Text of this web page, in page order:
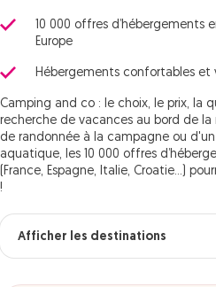
10 000 offres d’hébergements
Europe
Hébergements confortables et
Camping and co : le choix, le prix, la
recherche de vacances au bord de
de randonnée à la campagne ou
aquatique, les 10 000 offres
(France, Espagne, Italie, Croatie...)
!
Afficher les destinations